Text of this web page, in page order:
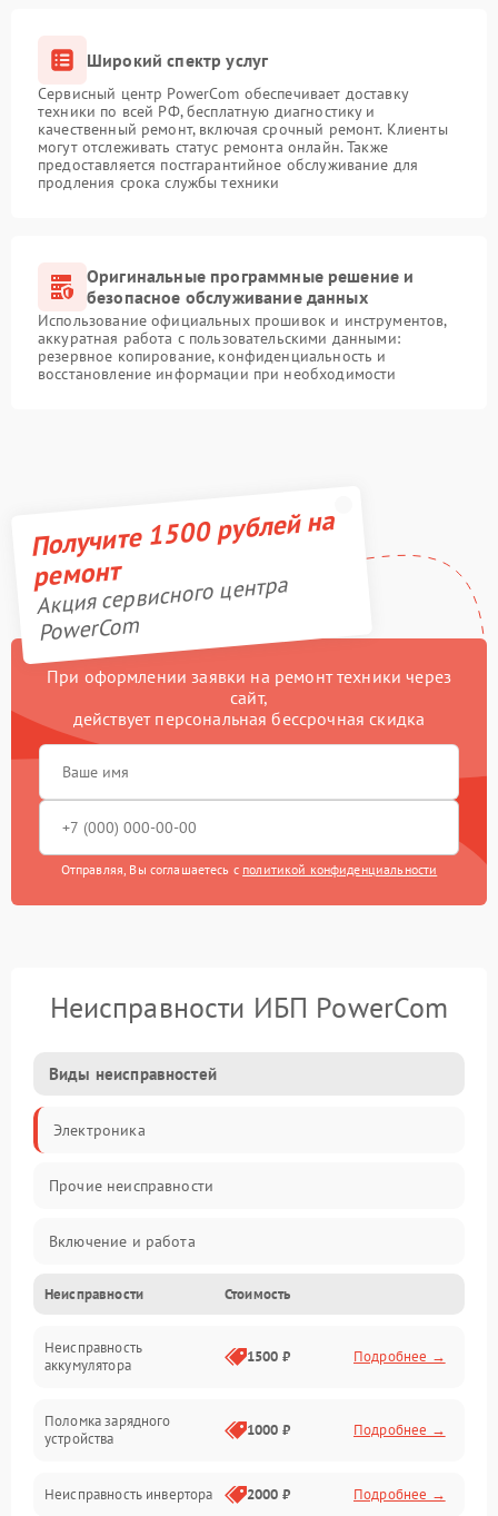
Широкий спектр услуг
Сервисный центр PowerCom обеспечивает доставку
техники по всей РФ, бесплатную диагностику и
качественный ремонт, включая срочный ремонт. Клиенты
могут отслеживать статус ремонта онлайн. Также
предоставляется постгарантийное обслуживание для
продления срока службы техники
Оригинальные программные решение и
безопасное обслуживание данных
Использование официальных прошивок и инструментов,
аккуратная работа с пользовательскими данными:
резервное копирование, конфиденциальность и
восстановление информации при необходимости
Получите 1500 рублей на
ремонт
Акция сервисного центра
PowerCom
При оформлении заявки на ремонт техники через
сайт,
действует персональная бессрочная скидка
Отправляя, Вы соглашаетесь с политикой конфиденциальности
Неисправности ИБП PowerCom
Виды неисправностей
Электроника
Прочие неисправности
Включение и работа
Работа с нагрузкой
Звук и индикация
Неисправности Стоимость
Неисправность
аккумулятора
1500 ₽ Подробнее →
Поломка зарядного
устройства
1000 ₽ Подробнее →
Неисправность инвертора 2000 ₽ Подробнее →